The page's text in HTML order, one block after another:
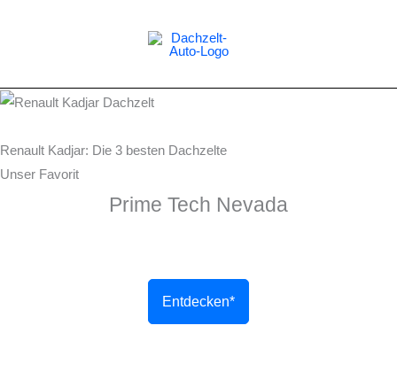
Renault Kadjar: Die 3 besten Dachzelte
Unser Favorit
Prime Tech Nevada
Entdecken*